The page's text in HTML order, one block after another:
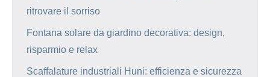
ritrovare il sorriso
Fontana solare da giardino decorativa: design,
risparmio e relax
Scaffalature industriali Huni: efficienza e sicurezza